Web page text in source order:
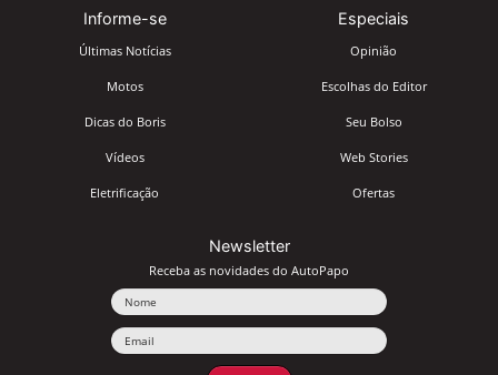
Informe-se
Últimas Notícias
Motos
Dicas do Boris
Vídeos
Eletrificação
Especiais
Opinião
Escolhas do Editor
Seu Bolso
Web Stories
Ofertas
Newsletter
Receba as novidades do AutoPapo